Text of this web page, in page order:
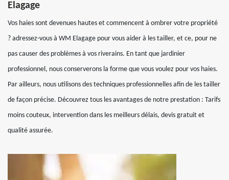
Elagage
Vos haies sont devenues hautes et commencent à ombrer votre propriété
? adressez-vous à WM Elagage pour vous aider à les tailler, et ce, pour ne
pas causer des problèmes à vos riverains. En tant que jardinier
professionnel, nous conserverons la forme que vous voulez pour vos haies.
Par ailleurs, nous utilisons des techniques professionnelles afin de les tailler
de façon précise. Découvrez tous les avantages de notre prestation : Tarifs
moins couteux, intervention dans les meilleurs délais, devis gratuit et
qualité assurée.